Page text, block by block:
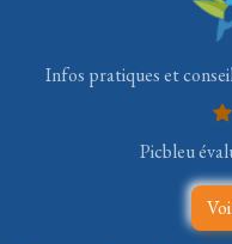
Infos pratiques et
Picbleu